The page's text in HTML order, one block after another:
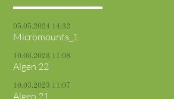
05.05.2024 14:32
Micromounts_1
10.03.2023 11:08
Algen 22
10.03.2023 11:07
Algen 21